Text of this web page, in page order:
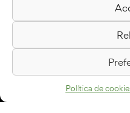
Política de
Biblioteca Pilarin
Passeig de la
08500 Vic